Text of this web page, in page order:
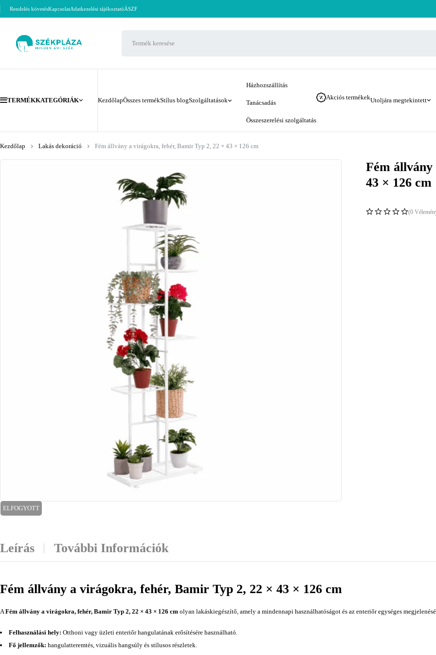
Rendelés követésKapcsolatAdatkezelési tájékoztatóÁSZF
TERMÉKKATEGÓRIÁK KezdőlapÖsszes termékStílus blogSzolgáltatások
Házhozszállítás
Tanácsadás
Összeszerelési szolgáltatás
Akciós termékekUtoljára megtekintett
Kezdőlap Lakás dekoráció Fém állvány a virágokra, fehér, Bamir Typ 2, 22 × 43 × 126 cm
ELFOGYOTT
Fém
43 × 126 cm
(0
Leírás További Információk
Fém állvány a virágokra, fehér, Bamir Typ 2, 22 × 43 × 126 cm
AFém állvány a virágokra, fehér, Bamir Typ 2, 22 × 43 × 126 cm olyan lakáskiegészítő, amely a mindennapi használhatóságot és az enteriőr egységes
Felhasználási hely: Otthoni vagy üzleti enteriőr hangulatának erősítésére használható.
Fő jellemzők: hangulatteremtés, vizuális hangsúly és stílusos részletek.